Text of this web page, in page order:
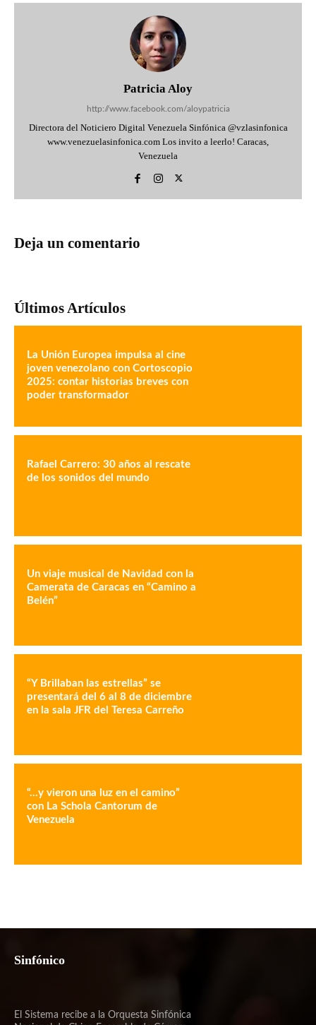
Patricia Aloy
http://www.facebook.com/aloypatricia
Directora del Noticiero Digital Venezuela Sinfónica @vzlasinfonica
www.venezuelasinfonica.com Los invito a leerlo! Caracas,
Venezuela
Deja un comentario
Últimos Artículos
La Unión Europea impulsa al cine
joven venezolano con Cortoscopio
2025: contar historias breves con
poder transformador
Rafael Carrero: 30 años al rescate
de los sonidos del mundo
Un viaje musical de Navidad con la
Camerata de Caracas en “Camino a
Belén”
“Y Brillaban las estrellas” se
presentará del 6 al 8 de diciembre
en la sala JFR del Teresa Carreño
“…y vieron una luz en el camino”
con La Schola Cantorum de
Venezuela
Sinfónico
El Sistema recibe a la Orquesta Sinfónica